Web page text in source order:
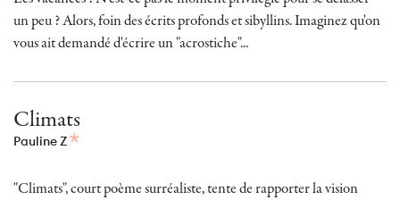
un peu ? Alors, foin des écrits profonds et sibyllins. Imaginez qu'on
vous ait demandé d'écrire un "acrostiche"...
Climats
Pauline Z
"Climats", court poème surréaliste, tente de rapporter la vision